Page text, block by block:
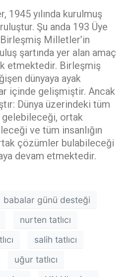
1945 yılında kurulmuş
Şu anda 193 Üye
Milletler’in
şartında yer alan amaç
etmektedir. Birleşmiş
dünyaya ayak
içinde gelişmiştir. Ancak
Dünya üzerindeki tüm
gelebileceği, ortak
ve tüm insanlığın
çözümler bulabileceği
devam etmektedir.
babalar günü desteği
nurten tatlıcı
salih tatlıcı
uğur tatlıcı